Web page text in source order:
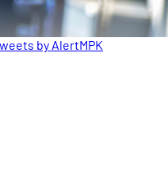
by AlertMPK